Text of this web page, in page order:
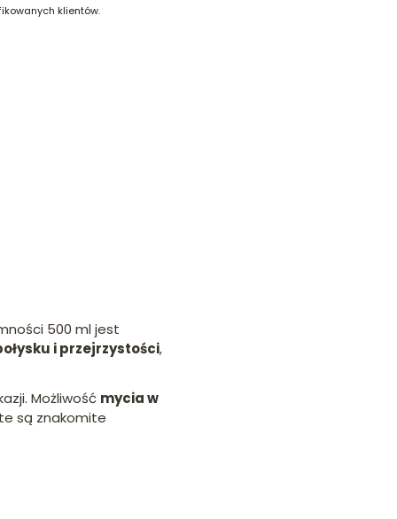
klientów.
500 ml jest
i przejrzystości,
Możliwość mycia w
są znakomite